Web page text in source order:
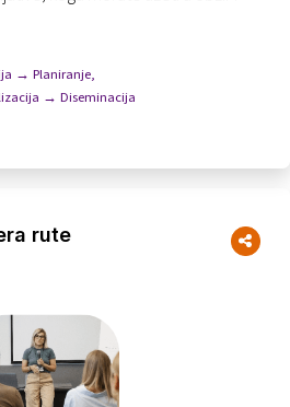
→ Planiranje,
→ Diseminacija
rute